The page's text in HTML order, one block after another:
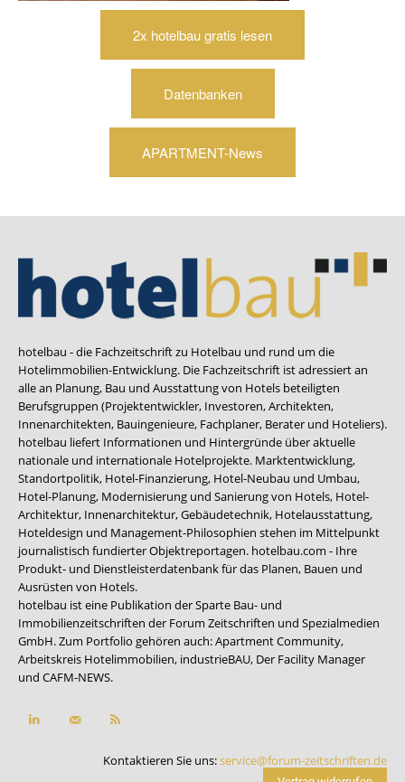
2x hotelbau gratis lesen
Datenbanken
APARTMENT-News
hotelbau - die Fachzeitschrift zu Hotelbau und rund um die
Hotelimmobilien-Entwicklung. Die Fachzeitschrift ist adressiert an
alle an Planung, Bau und Ausstattung von Hotels beteiligten
Berufsgruppen (Projektentwickler, Investoren, Architekten,
Innenarchitekten, Bauingenieure, Fachplaner, Berater und Hoteliers).
hotelbau liefert Informationen und Hintergründe über aktuelle
nationale und internationale Hotelprojekte. Marktentwicklung,
Standortpolitik, Hotel-Finanzierung, Hotel-Neubau und Umbau,
Hotel-Planung, Modernisierung und Sanierung von Hotels, Hotel-
Architektur, Innenarchitektur, Gebäudetechnik, Hotelausstattung,
Hoteldesign und Management-Philosophien stehen im Mittelpunkt
journalistisch fundierter Objektreportagen. hotelbau.com - Ihre
Produkt- und Dienstleisterdatenbank für das Planen, Bauen und
Ausrüsten von Hotels.
hotelbau ist eine Publikation der Sparte Bau- und
Immobilienzeitschriften der Forum Zeitschriften und Spezialmedien
GmbH. Zum Portfolio gehören auch:Apartment Community,
Arbeitskreis Hotelimmobilien, industrieBAU, Der Facility Manager
und CAFM-NEWS.
Kontaktieren Sie uns:service@forum-zeitschriften.de